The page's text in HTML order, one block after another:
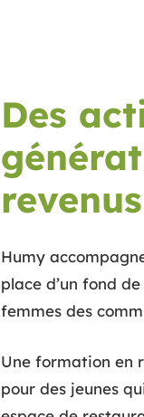
Des
revenus
Humy
place d’un fond
femmes des
Une formation en
pour des jeunes